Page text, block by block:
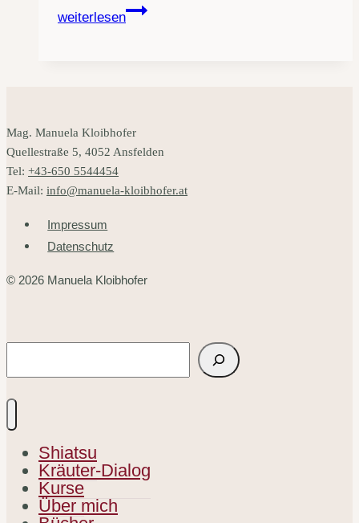
weiterlesen
Die
Mag. Manuela Kloibhofer
Quellestraße 5, 4052 Ansfelden
Tel: +43-650 5544454
E-Mail: info@manuela-kloibhofer.at
Impressum
Datenschutz
© 2026 Manuela Kloibhofer
Shiatsu
Kräuter-Dialog
Kurse
Über mich